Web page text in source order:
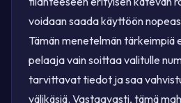
voidaan saada käyttöön
Tämän menetelmän tärkeimpiä
pelaaja vain soittaa valitulle
tarvittavat tiedot ja saa
välikäsiä. Vastaavasti, tämä